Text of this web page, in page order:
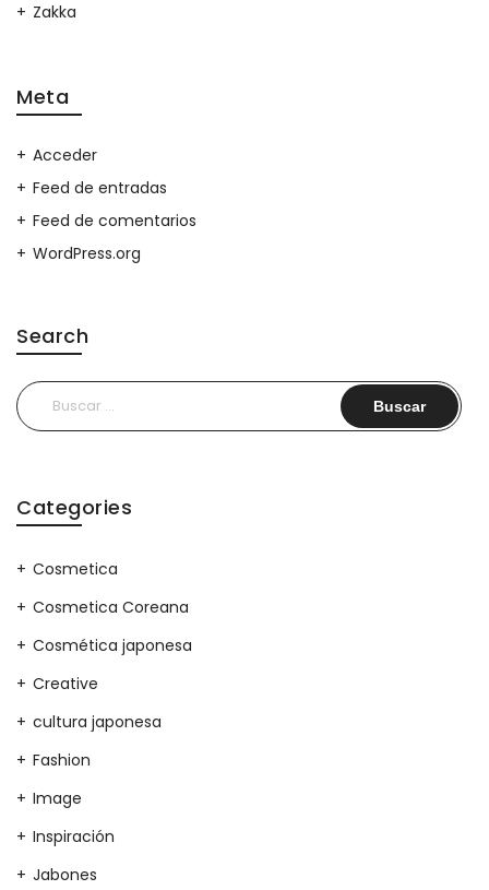
Zakka
Meta
Acceder
Feed de entradas
Feed de comentarios
WordPress.org
Search
Buscar:
Categories
Cosmetica
Cosmetica Coreana
Cosmética japonesa
Creative
cultura japonesa
Fashion
Image
Inspiración
Jabones